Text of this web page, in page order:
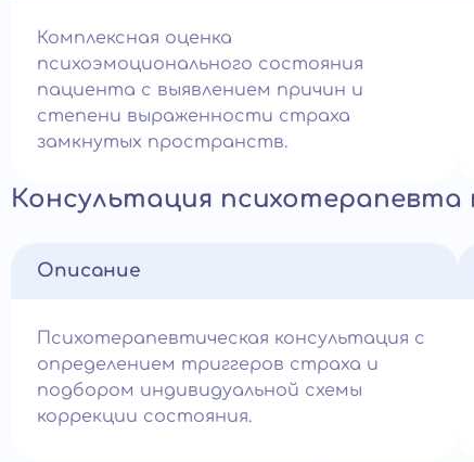
Комплексная оценка
психоэмоционального состояния
пациента с выявлением причин и
степени выраженности страха
замкнутых пространств.
Консультация психотерапевта
Описание
Психотерапевтическая консультация с
определением триггеров страха и
подбором индивидуальной схемы
коррекции состояния.